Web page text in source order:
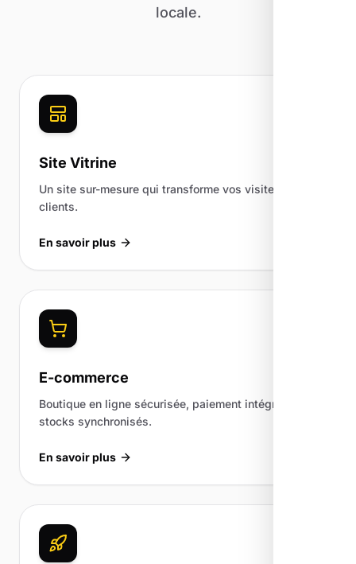
locale.
Site Vitrine
Un site sur-mesure qui transforme vos visiteurs en
clients.
En savoir plus
E-commerce
Boutique en ligne sécurisée, paiement intégré et
stocks synchronisés.
En savoir plus